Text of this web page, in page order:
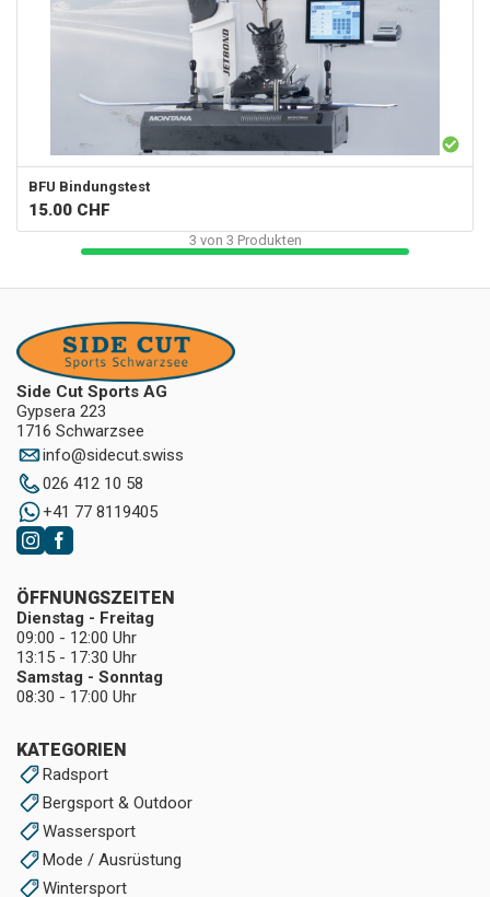
BFU Bindungstest
15.00 CHF
3 von 3 Produkten
Side Cut Sports AG
Gypsera 223
1716 Schwarzsee
info@sidecut.swiss
026 412 10 58
+41 77 8119405
KATEGORIEN
Radsport
Bergsport & Outdoor
Wassersport
Mode / Ausrüstung
Wintersport
ÖFFNUNGSZEITEN
Dienstag - Freitag
09:00 - 12:00 Uhr
13:15 - 17:30 Uhr
Samstag - Sonntag
08:30 - 17:00 Uhr